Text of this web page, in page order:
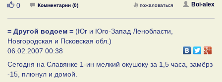
Нравится
0 Комментарии (0) Boi-alex
пожаловаться
= Другой водоем = (Юг и Юго-Запад Ленобласти,
Новгородская и Псковская обл.)
06.02.2007 00:38
Сегодня на Славянке 1-ин мелкий окушоку за 1,5 часа, замёрз
-15, плюнул и домой.